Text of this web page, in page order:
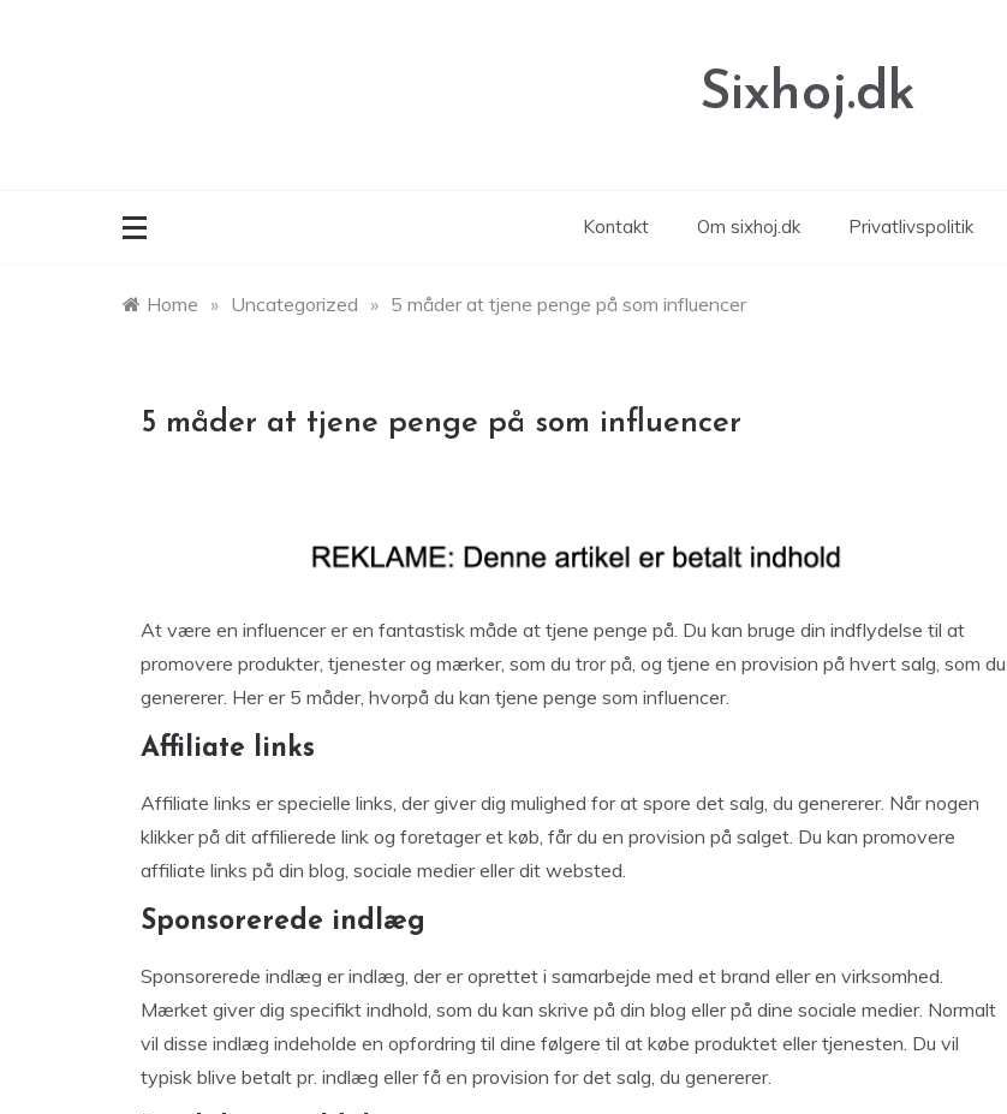
Sixhoj.dk
Kontakt Om sixhoj.dk Privatlivspolitik
Home » Uncategorized » 5 måder at tjene penge på som influencer
5 måder at tjene penge på som influencer
At være en influencer er en fantastisk måde at tjene penge på. Du kan bruge din indflydelse til at
promovere produkter, tjenester og mærker, som du tror på, og tjene en provision på hvert salg, som du
genererer. Her er 5 måder, hvorpå du kan tjene penge som influencer.
Affiliate links
Affiliate links er specielle links, der giver dig mulighed for at spore det salg, du genererer. Når nogen
klikker på dit affilierede link og foretager et køb, får du en provision på salget. Du kan promovere
affiliate links på din blog, sociale medier eller dit websted.
Sponsorerede indlæg
Sponsorerede indlæg er indlæg, der er oprettet i samarbejde med et brand eller en virksomhed.
Mærket giver dig specifikt indhold, som du kan skrive på din blog eller på dine sociale medier. Normalt
vil disse indlæg indeholde en opfordring til dine følgere til at købe produktet eller tjenesten. Du vil
typisk blive betalt pr. indlæg eller få en provision for det salg, du genererer.